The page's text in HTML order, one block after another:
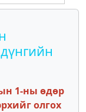
1-ны өдөр
олгох